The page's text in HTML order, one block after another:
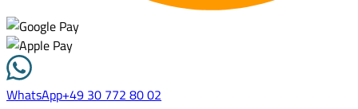
WhatsApp+49 30 772 80 02